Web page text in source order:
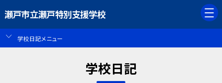
瀬戸市立瀬戸特別支援学校
学校日記メニュー
学校日記